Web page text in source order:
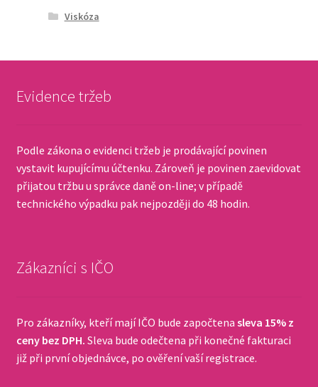
Viskóza
Evidence tržeb
Podle zákona o evidenci tržeb je prodávající povinen
vystavit kupujícímu účtenku. Zároveň je povinen zaevidovat
přijatou tržbu u správce daně on-line; v případě
technického výpadku pak nejpozději do 48 hodin.
Zákazníci s IČO
Pro zákazníky, kteří mají IČO bude započtena sleva 15% z
ceny bez DPH. Sleva bude odečtena při konečné fakturaci
již při první objednávce, po ověření vaší registrace.